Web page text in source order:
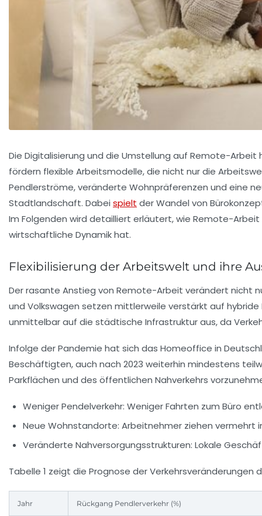
Die Digitalisierung und die Umstellung auf Remote-
fördern flexible Arbeitsmodelle, die nicht nur die
Pendlerströme, veränderte Wohnpräferenzen und eine
Stadtlandschaft. Dabei spielt der Wandel von
Im Folgenden wird detailliert erläutert, wie Remote-
wirtschaftliche Dynamik hat.
Flexibilisierung der Arbeitswelt und ihre
Der rasante Anstieg von Remote-Arbeit verändert nicht
und Volkswagen setzen mittlerweile verstärkt auf
unmittelbar auf die städtische Infrastruktur aus, da
Infolge der Pandemie hat sich das Homeoffice in
Beschäftigten, auch nach 2023 weiterhin mindestens
Parkflächen und des öffentlichen Nahverkehrs
Weniger Pendelverkehr: Weniger Fahrten zum Büro
Neue Wohnstandorte: Arbeitnehmer ziehen vermehrt
Veränderte Nahversorgungsstrukturen: Lokale
Tabelle 1 zeigt die Prognose der Verkehrsveränderungen
Jahr Rückgang Pendlerverkehr (%)